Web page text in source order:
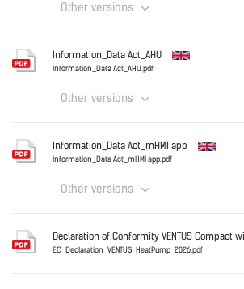
Other versions
UDT_VENTUS Compact HP_2026.pdf
Information_Data Act_AHU
Information_Data Act_AHU.pdf
Other versions
Information_Data Act_mHMI app
Information_Data Act_mHMI app.pdf
Other versions
Declaration of Conformity VENTUS Compact
EC_Declaration_VENTUS_HeatPump_2026.pdf